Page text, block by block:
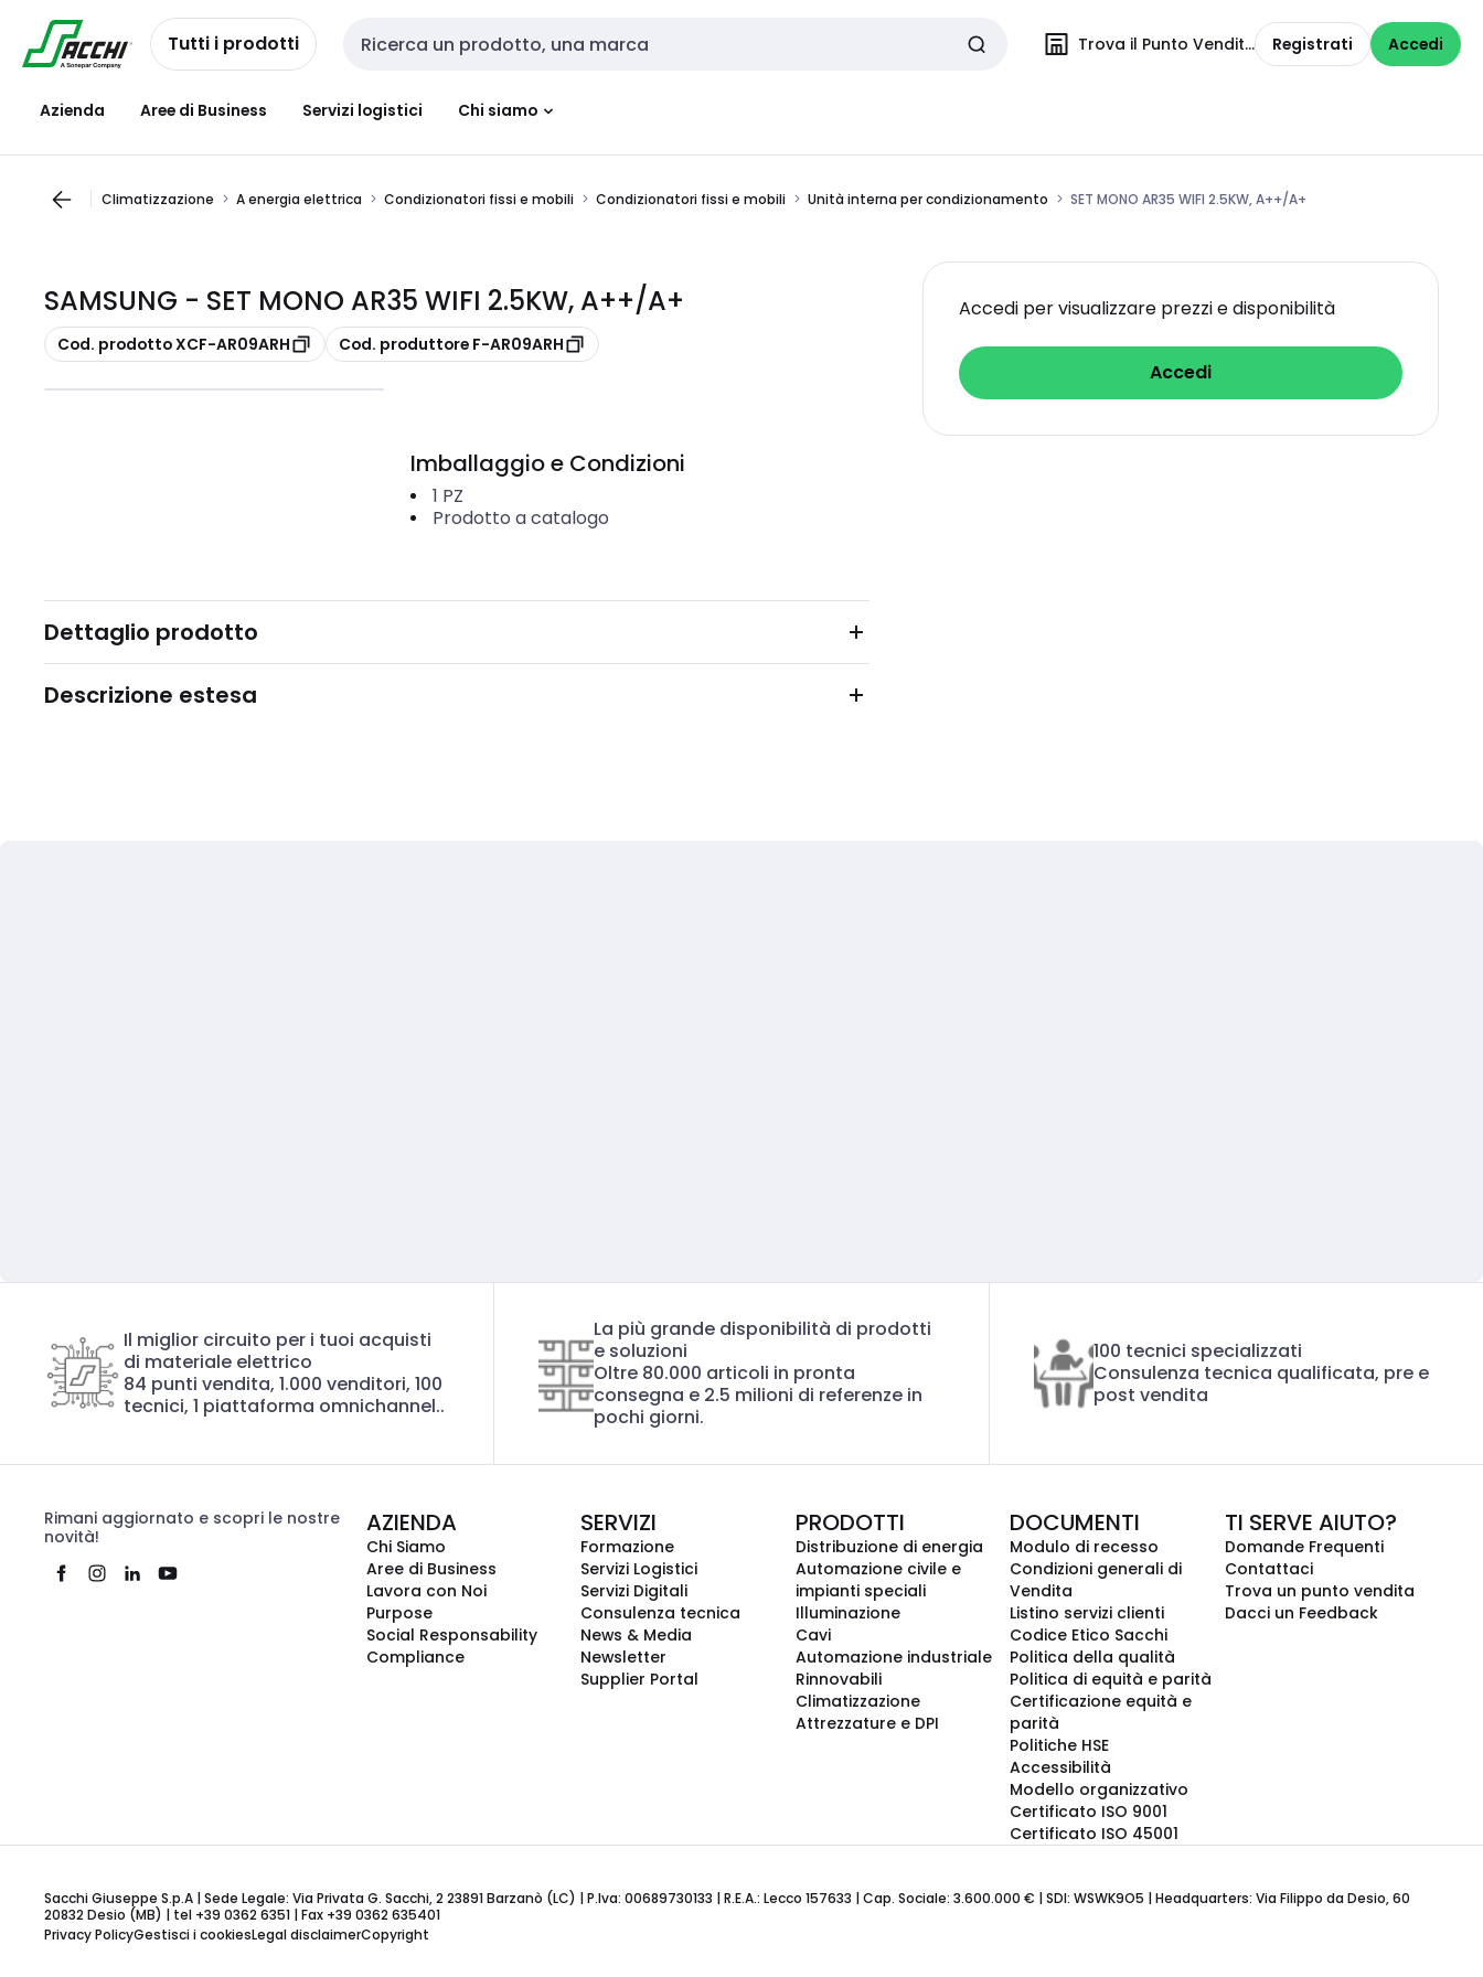
navigazione
Salta al
contenutoTutti i prodotti Cerca input Trova il Punto Vendita Registrati Accedi
Azienda Aree di Business Servizi logistici Chi siamo
Climatizzazione A energia elettrica Condizionatori fissi e mobili Condizionatori fissi e mobili Unità interna per condizionamento SET MONO AR35 WIFI 2.5KW, A++/A+
SAMSUNG - SET MONO AR35 WIFI 2.5KW, A++/A+
copia
Cod. prodotto XCF-AR09ARH copia
Cod. produttore F-AR09ARH
Accedi per visualizzare prezzi e disponibilità
Accedi
Imballaggio e Condizioni
1 PZ
Prodotto a catalogo
Dettaglio prodotto
Descrizione estesa
Il miglior circuito per i tuoi acquisti
di materiale elettrico
84 punti vendita, 1.000 venditori, 100
tecnici, 1 piattaforma omnichannel..
La più grande disponibilità di prodotti
e soluzioni
Oltre 80.000 articoli in pronta
consegna e 2.5 milioni di referenze in
pochi giorni.
100 tecnici specializzati
Consulenza tecnica qualificata, pre e
post vendita
Rimani aggiornato e scopri le nostre
novità!
AZIENDA
Chi Siamo
Aree di Business
Lavora con Noi
Purpose
Social Responsability
Compliance
SERVIZI
Formazione
Servizi Logistici
Servizi Digitali
Consulenza tecnica
News & Media
Newsletter
Supplier Portal
PRODOTTI
Distribuzione di energia
Automazione civile e
impianti speciali
Illuminazione
Cavi
Automazione industriale
Rinnovabili
Climatizzazione
Attrezzature e DPI
DOCUMENTI
Modulo di recesso
Condizioni generali di
Vendita
Listino servizi clienti
Codice Etico Sacchi
Politica della qualità
Politica di equità e parità
Certificazione equità e
parità
Politiche HSE
Accessibilità
Modello organizzativo
Certificato ISO 9001
Certificato ISO 45001
TI SERVE AIUTO?
Domande Frequenti
Contattaci
Trova un punto vendita
Dacci un Feedback
Sacchi Giuseppe S.p.A | Sede Legale: Via Privata G. Sacchi, 2 23891 Barzanò (LC) | P.Iva: 00689730133 | R.E.A.: Lecco 157633 | Cap. Sociale: 3.600.000 € | SDI: WSWK9O5 | Headquarters: Via Filippo da Desio, 60
20832 Desio (MB) | tel +39 0362 6351 | Fax +39 0362 635401
Privacy PolicyGestisci i cookiesLegal disclaimerCopyright